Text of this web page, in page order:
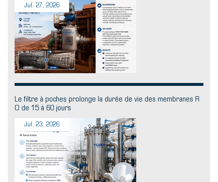
Jul. 27, 2026
Le filtre à poches prolonge la durée de vie des membranes R
O de 15 à 60 jours
Jul. 23, 2026